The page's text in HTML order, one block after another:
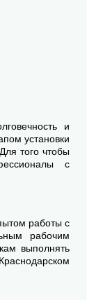
и
установки
того чтобы
с
работы с
рабочим
выполнять